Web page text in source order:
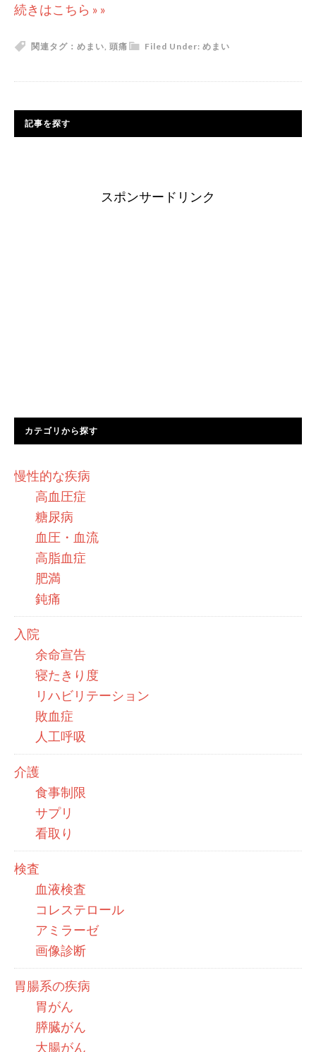
続きはこちら » »
Filed Under: めまい
関連タグ： めまい 頭痛
記事を探す
スポンサードリンク
カテゴリから探す
慢性的な疾病
高血圧症
糖尿病
血圧・血流
高脂血症
肥満
鈍痛
入院
余命宣告
寝たきり度
リハビリテーション
敗血症
人工呼吸
介護
食事制限
サプリ
看取り
検査
血液検査
コレステロール
アミラーゼ
画像診断
胃腸系の疾病
胃がん
膵臓がん
大腸がん